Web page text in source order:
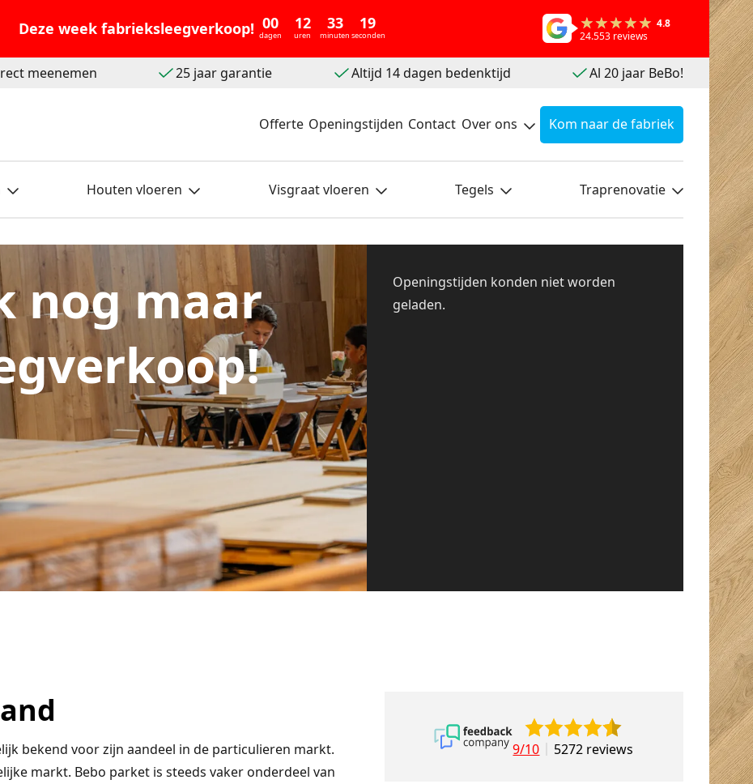
Deze week fabrieksleegverkoop! 00
dagen
12
uren
33
minuten
18
seconden
4.8
24.553 reviews
meenemen 25 jaar garantie Altijd 14 dagen bedenktijd Al 20 jaar BeBo!
Offerte Openingstijden Contact Over ons Kom naar de fabriek
Houten vloeren Visgraat vloeren Tegels Traprenovatie
nog maar
Openingstijden konden niet worden
geladen.
bekend voor zijn aandeel in de particulieren markt.
markt. Bebo parket is steeds vaker onderdeel van
9/10 5272 reviews